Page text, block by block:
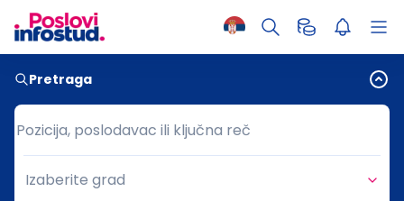
Pretraga
Pozicija, poslodavac ili ključna reč
Pozicija, poslodavac ili ključna reč
Grad
Izaberite grad